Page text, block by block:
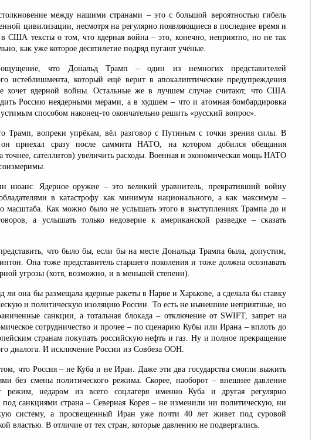
между нашими странами – это с большой вероятностью гибель
цивилизации, несмотря на регулярно появляющиеся в последнее время и
США тексты о том, что ядерная война – это, конечно, неприятно, но не так
как уже которое десятилетие подряд пугают учёные.
ощущение, что Дональд Трамп – один из немногих представителей
истеблишмента, который ещё верит в апокалиптические предупреждения
хочет ядерной войны. Остальные же в лучшем случае считают, что США
Россию неядерными мерами, а в худшем – что и атомная бомбардировка
способом наконец-то окончательно решить «русский вопрос».
Трамп, вопреки упрёкам, вёл разговор с Путиным с точки зрения силы. В
приехал сразу после саммита НАТО, на котором добился обещания
точнее, сателлитов) увеличить расходы. Военная и экономическая мощь НАТО
нюанс. Ядерное оружие – это великий уравнитель, превративший войну
в катастрофу как минимум национального, а как максимум –
масштаба. Как можно было не услышать этого в выступлениях Трампа до и
а услышать только недоверие к американской разведке – сказать
что было бы, если бы на месте Дональда Трампа была, допустим,
Она тоже представитель старшего поколения и тоже должна осознавать
угрозы (хотя, возможно, и в меньшей степени).
ли она бы размещала ядерные ракеты в Нарве и Харькове, а сделала бы ставку
и политическую изоляцию России. То есть не нынешние неприятные, но
санкции, а тотальная блокада – отключение от SWIFT, запрет на
сотрудничество и прочее – по сценарию Кубы или Ирана – вплоть до
странам покупать российскую нефть и газ. Ну и полное прекращение
диалога. И исключение России из Совбеза ООН.
что Россия – не Куба и не Иран. Даже эти два государства смогли выжить
без смены политического режима. Скорее, наоборот – внешнее давление
режим, недаром из всего соцлагеря именно Куба и другая регулярно
под санкциями страна – Северная Корея – не изменили ни политическую, ни
систему, а просвещенный Иран уже почти 40 лет живет под суровой
властью. В отличие от тех стран, которые давлению не подвергались.